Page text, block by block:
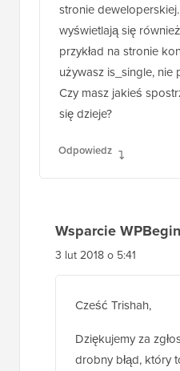
stronie
wyświetlają się
przykład na stronie
używasz is_single,
Czy masz jakieś
się dzieje?
Odpowiedz
Wsparcie
3 lut 2018 o 5:41
Cześć Trishah,
Dziękujemy za
drobny błąd, który